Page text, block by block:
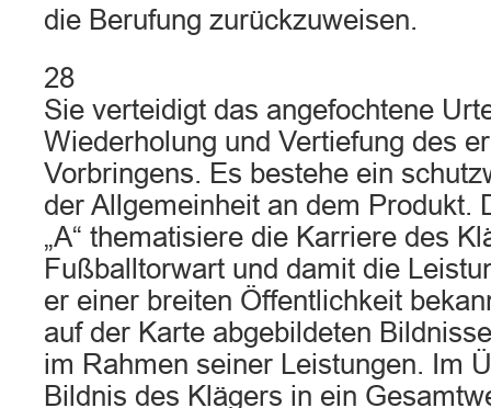
die Berufung zurückzuweisen.
28
Sie verteidigt das angefochtene
Wiederholung und Vertiefung des
Vorbringens. Es bestehe ein
der Allgemeinheit an dem Produkt.
„A“ thematisiere die Karriere des
Fußballtorwart und damit die
er einer breiten Öffentlichkeit
auf der Karte abgebildeten
im Rahmen seiner Leistungen. Im
Bildnis des Klägers in ein